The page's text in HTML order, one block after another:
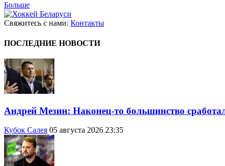
Больше
Свяжитесь с нами: Контакты
ПОСЛЕДНИЕ НОВОСТИ
Андрей Мезин: Наконец-то большинство
Кубок Салея 05 августа 2026 23:35